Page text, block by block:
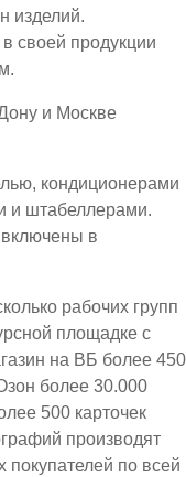
изделий.
своей продукции
и Москве
кондиционерами
и штабеллерами.
в
рабочих групп
площадке с
на ВБ более 450
более 30.000
500 карточек
производят
по всей